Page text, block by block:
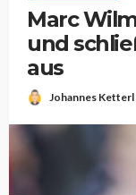
Marc
und
aus
Johannes Ketterl